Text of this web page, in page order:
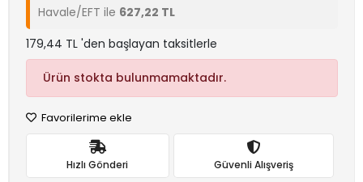
Havale/EFT ile 627,22 TL
179,44 TL 'den başlayan taksitlerle
Ürün stokta bulunmamaktadır.
Favorilerime ekle
Hızlı Gönderi Güvenli Alışveriş